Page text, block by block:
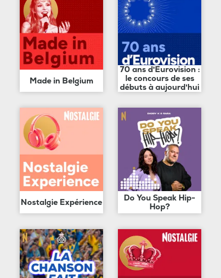
Made in Belgium
70 ans d'Eurovision :
le concours de ses
débuts à aujourd'hui
Nostalgie Expérience
Do You Speak Hip-
Hop?